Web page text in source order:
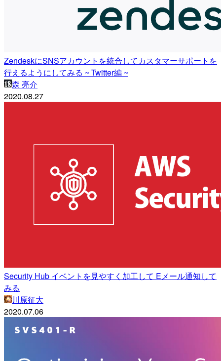
ZendeskにSNSアカウントを統合してカスタマーサポートを
行えるようにしてみる ~ Twitter編 ~
森 亮介
2020.08.27
Security Hub イベントを見やすく加工して Eメール通知して
みる
川原征大
2020.07.06